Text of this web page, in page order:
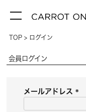
TOP ログイン
会員ログイン
メールアドレス